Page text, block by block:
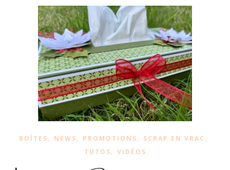
BOÎTES, NEWS, PROMOTIONS, SCRAP EN VRAC ,
TUTOS, VIDÉOS